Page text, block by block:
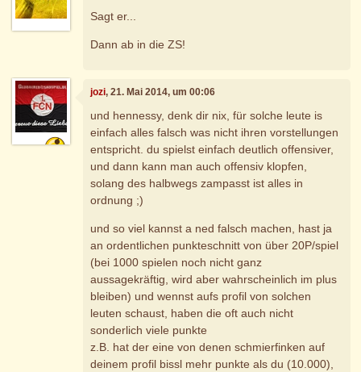
Sagt er...
Dann ab in die ZS!
jozi, 21. Mai 2014, um 00:06
und hennessy, denk dir nix, für solche leute is
einfach alles falsch was nicht ihren vorstellungen
entspricht. du spielst einfach deutlich offensiver,
und dann kann man auch offensiv klopfen,
solang des halbwegs zampasst ist alles in
ordnung ;)
und so viel kannst a ned falsch machen, hast ja
an ordentlichen punkteschnitt von über 20P/spiel
(bei 1000 spielen noch nicht ganz
aussagekräftig, wird aber wahrscheinlich im plus
bleiben) und wennst aufs profil von solchen
leuten schaust, haben die oft auch nicht
sonderlich viele punkte
z.B. hat der eine von denen schmierfinken auf
deinem profil bissl mehr punkte als du (10.000),